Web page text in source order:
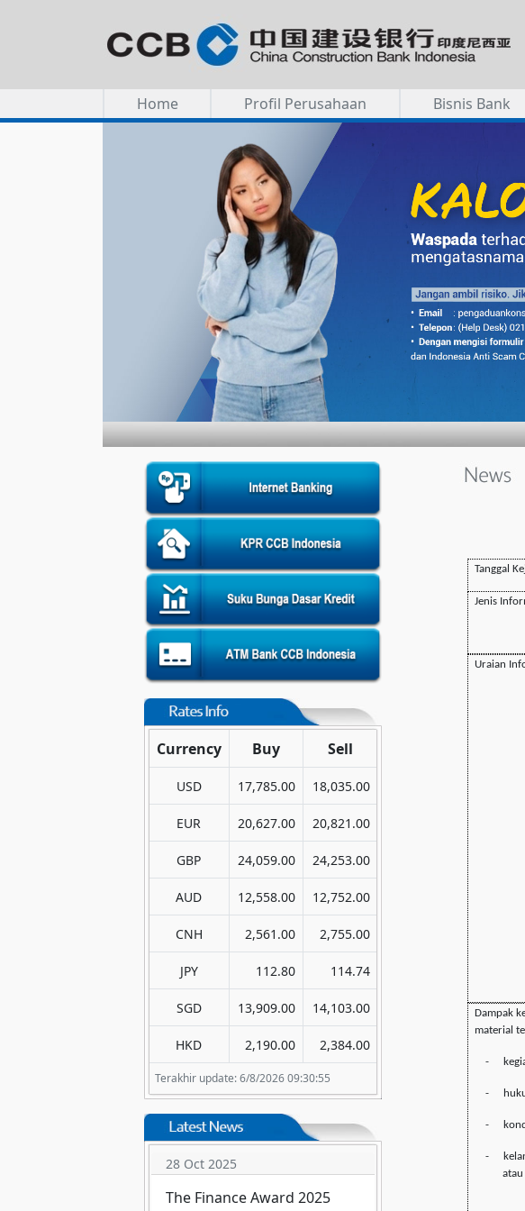
Home Profil Perusahaan Bisnis Bank
Terakhir update: 6/8/2026 09:30:55
Currency Buy Sell
USD 17,785.00 18,035.00
EUR 20,627.00 20,821.00
GBP 24,059.00 24,253.00
AUD 12,558.00 12,752.00
CNH 2,561.00 2,755.00
JPY 112.80 114.74
SGD 13,909.00 14,103.00
HKD 2,190.00 2,384.00
29 Aug 2025
The Excellent Performance
Tanggal
Jenis
Uraian
Dampak
material
-
-
-
-
atau